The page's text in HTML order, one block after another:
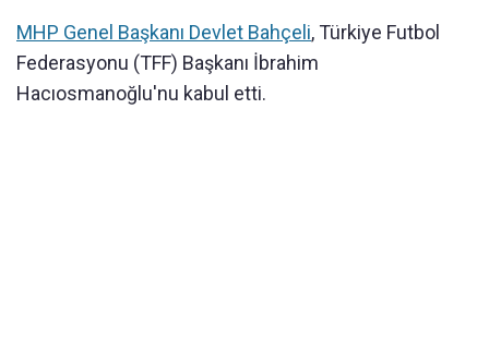
MHP Genel Başkanı Devlet Bahçeli, Türkiye Futbol
Federasyonu (TFF) Başkanı İbrahim
Hacıosmanoğlu'nu kabul etti.